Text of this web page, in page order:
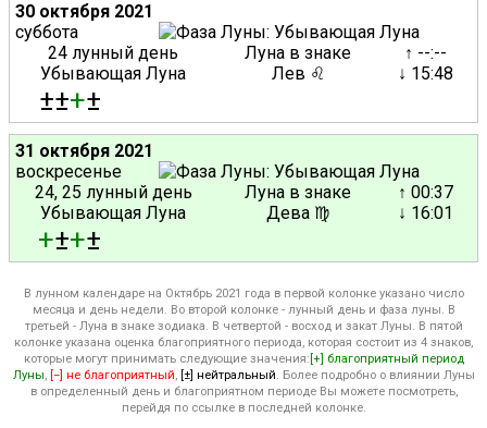
30 октября 2021
суббота
24 лунный день
Убывающая Луна
Луна в знаке
Лев ♌
↑ --:--
↓ 15:48
±±+±
31 октября 2021
воскресенье
24, 25 лунный день
Убывающая Луна
Луна в знаке
Дева ♍
↑ 00:37
↓ 16:01
+±+±
В лунном календаре на Октябрь 2021 года в первой колонке указано число
месяца и день недели. Во второй колонке - лунный день и фаза луны. В
третьей - Луна в знаке зодиака. В четвертой - восход и закат Луны. В пятой
колонке указана оценка благоприятного периода, которая состоит из 4 знаков,
которые могут принимать следующие значения: [+] благоприятный период
Луны, [−] не благоприятный, [±] нейтральный. Более подробно о влиянии Луны
в определенный день и благоприятном периоде Вы можете посмотреть,
перейдя по ссылке в последней колонке.